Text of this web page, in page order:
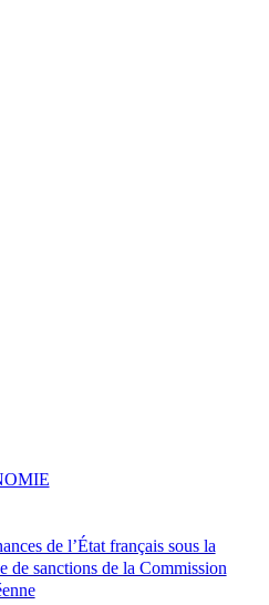
de l’État français sous la
de sanctions de la Commission